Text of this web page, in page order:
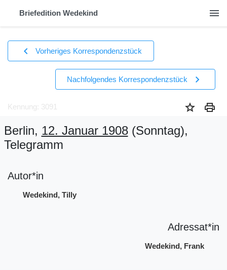
Briefedition Wedekind menu
chevron_left Vorheriges Korrespondenzstück
Nachfolgendes Korrespondenzstück chevron_right
Kennung: 3091 star print
Berlin, 12. Januar 1908(Sonntag),
Telegramm
Autor*in
Wedekind, Tilly
Adressat*in
Wedekind, Frank